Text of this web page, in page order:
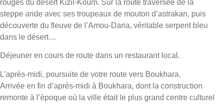
rouges du désert Kizil-Koum. Sur la route traversée de la
steppe aride avec ses troupeaux de mouton d’astrakan, puis
découverte du fleuve de l’Amou-Daria, véritable serpent bleu
dans le désert…
Déjeuner en cours de route dans un restaurant local.
L’après-midi, poursuite de votre route vers Boukhara.
Arrivée en fin d’après-midi à Boukhara, dont la construction
remonte à l’époque où la ville était le plus grand centre culturel